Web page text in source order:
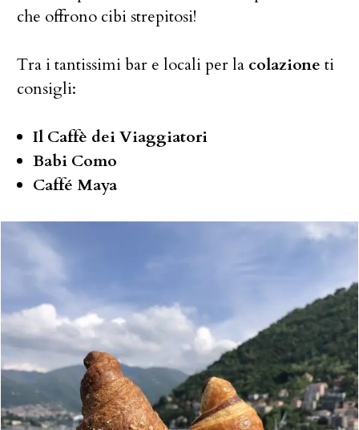
che offrono cibi strepitosi!
Tra i tantissimi bar e locali per la colazione ti
consigli:
Il Caffè dei Viaggiatori
Babi Como
Caffé Maya